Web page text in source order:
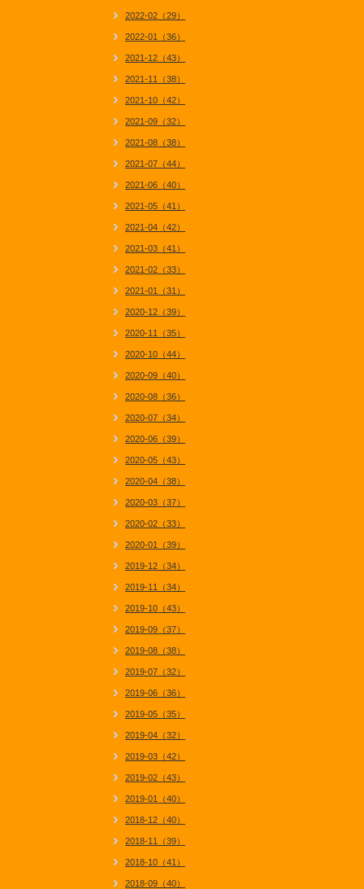
2022-02（29）
2022-01（36）
2021-12（43）
2021-11（38）
2021-10（42）
2021-09（32）
2021-08（38）
2021-07（44）
2021-06（40）
2021-05（41）
2021-04（42）
2021-03（41）
2021-02（33）
2021-01（31）
2020-12（39）
2020-11（35）
2020-10（44）
2020-09（40）
2020-08（36）
2020-07（34）
2020-06（39）
2020-05（43）
2020-04（38）
2020-03（37）
2020-02（33）
2020-01（39）
2019-12（34）
2019-11（34）
2019-10（43）
2019-09（37）
2019-08（38）
2019-07（32）
2019-06（36）
2019-05（35）
2019-04（32）
2019-03（42）
2019-02（43）
2019-01（40）
2018-12（40）
2018-11（39）
2018-10（41）
2018-09（40）